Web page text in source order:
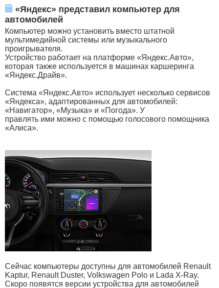
«Яндекс» представил компьютер для
автомобилей
Компьютер можно установить вместо штатной
мультимедийной системы или музыкального
проигрывателя.
Устройство работает на платформе «Яндекс.Авто»,
которая также используется в машинах каршеринга
«Яндекс.Драйв».
Система «Яндекс.Авто» использует несколько сервисов
«Яндекса», адаптированных для автомобилей:
«Навигатор», «Музыка» и «Погода». У
правлять ими можно с помощью голосового помощника
«Алиса».
Сейчас компьютеры доступны для автомобилей Renault
Kaptur, Renault Duster, Volkswagen Polo и Lada X-Ray.
Скоро появятся версии устройства для автомобилей